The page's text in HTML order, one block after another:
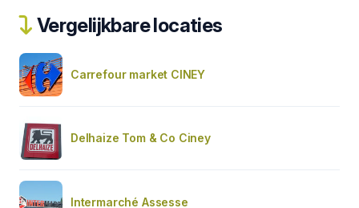
Vergelijkbare locaties
Carrefour market CINEY
Delhaize Tom & Co Ciney
Intermarché Assesse